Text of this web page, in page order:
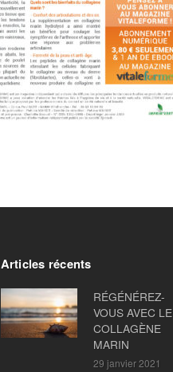
Articles récents
RÉGÉNÉREZ-
VOUS AVEC LE
COLLAGÈNE
MARIN
29 janvier 2021